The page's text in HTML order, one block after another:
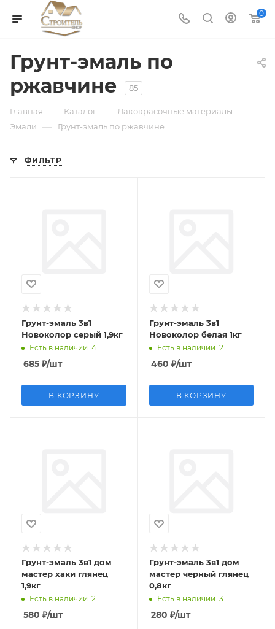
0
Грунт-эмаль по
ржавчине
85
Главная — Каталог — Лакокрасочные материалы —
Эмали — Грунт-эмаль по ржавчине
ФИЛЬТР
Грунт-эмаль 3в1
Новоколор серый 1,9кг
Есть в наличии: 4
685 ₽/шт
В КОРЗИНУ
Грунт-эмаль 3в1
Новоколор белая 1кг
Есть в наличии: 2
460 ₽/шт
В КОРЗИНУ
Грунт-эмаль 3в1 дом
мастер хаки глянец
1,9кг
Есть в наличии: 2
580 ₽/шт
Грунт-эмаль 3в1 дом
мастер черный глянец
0,8кг
Есть в наличии: 3
280 ₽/шт